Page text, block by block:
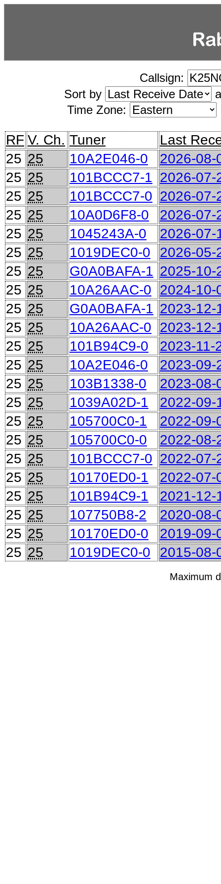
Callsign:
Sort by
Time Zone:
RF V. Ch. Tuner
Last
25 25 10A2E046-0
2026-08-
25 25 101BCCC7-1 2026-07-
25 25 101BCCC7-0 2026-07-
25 25 10A0D6F8-0
2026-07-
25 25 1045243A-0
2026-07-
25 25 1019DEC0-0
2026-05-
25 25 G0A0BAFA-1 2025-10-
25 25 10A26AAC-0
2024-10-
25 25 G0A0BAFA-1 2023-12-
25 25 10A26AAC-0
2023-12-
25 25 101B94C9-0
2023-11-
25 25 10A2E046-0
2023-09-
25 25 103B1338-0
2023-08-
25 25 1039A02D-1
2022-09-
25 25 105700C0-1
2022-09-
25 25 105700C0-0
2022-08-
25 25 101BCCC7-0 2022-07-
25 25 10170ED0-1
2022-07-
25 25 101B94C9-1
2021-12-
25 25 107750B8-2
2020-08-
25 25 10170ED0-0
2019-09-
25 25 1019DEC0-0 2015-08-
Maximum